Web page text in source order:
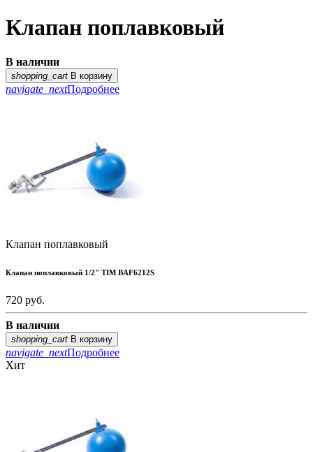
Клапан поплавковый
В наличии
shopping_cart В корзину
navigate_nextПодробнее
Клапан поплавковый
Клапан поплавковый 1/2" TIM BAF6212S
720 руб.
В наличии
shopping_cart В корзину
navigate_nextПодробнее
Хит